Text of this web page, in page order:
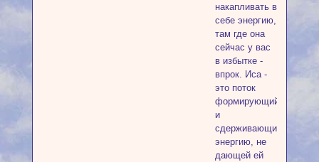
накапливать в
себе энергию,
там где она
сейчас у вас
в избытке -
впрок. Иса -
это поток
формирующий
и
сдерживающий
энергию, не
дающей ей